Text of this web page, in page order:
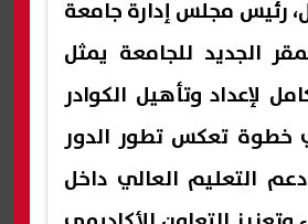
رئيس مجلس إدارة جامعة
الجديد للجامعة يمثل
لإعداد وتأهيل الكوادر
خطوة تعكس تطور الدور
التعليم العالي داخل